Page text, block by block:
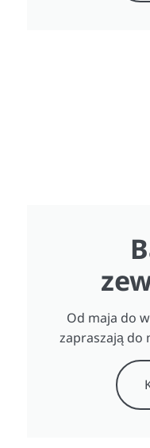
Od maja do
zapraszają do